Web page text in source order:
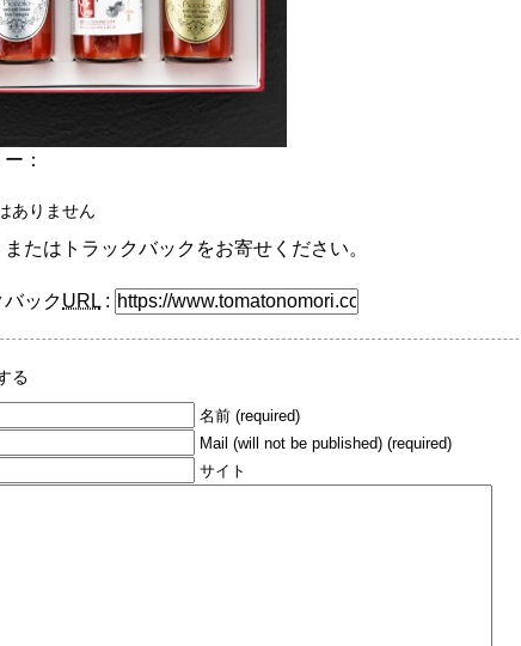
：
ありません
またはトラックバックをお寄せください。
バックURL :
る
名前 (required)
Mail (will not be published) (required)
サイト